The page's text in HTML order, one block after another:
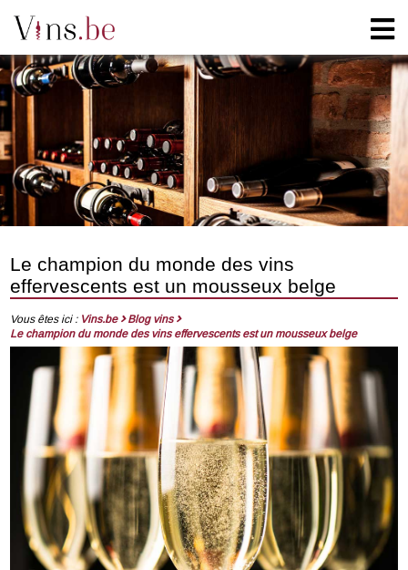
Le champion du monde des vins
effervescents est un mousseux belge
Vous êtes ici : Vins.be
Blog vins
Le champion du monde des vins effervescents est un mousseux belge